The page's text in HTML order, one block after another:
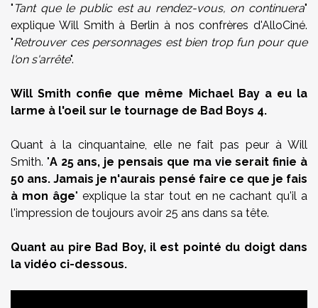
" Tant que le public est au rendez-vous, on continuera"
explique Will Smith à Berlin à nos confrères d'AlloCiné.
"Retrouver ces personnages est bien trop fun pour que
l'on s'arrête".
Will Smith confie que même Michael Bay a eu la
larme à l'oeil sur le tournage de Bad Boys 4.
Quant à la cinquantaine, elle ne fait pas peur à Will
Smith. "A 25 ans, je pensais que ma vie serait finie à
50 ans. Jamais je n'aurais pensé faire ce que je fais
à mon âge" explique la star tout en ne cachant qu'il a
l'impression de toujours avoir 25 ans dans sa tête.
Quant au pire Bad Boy, il est pointé du doigt dans
la vidéo ci-dessous.